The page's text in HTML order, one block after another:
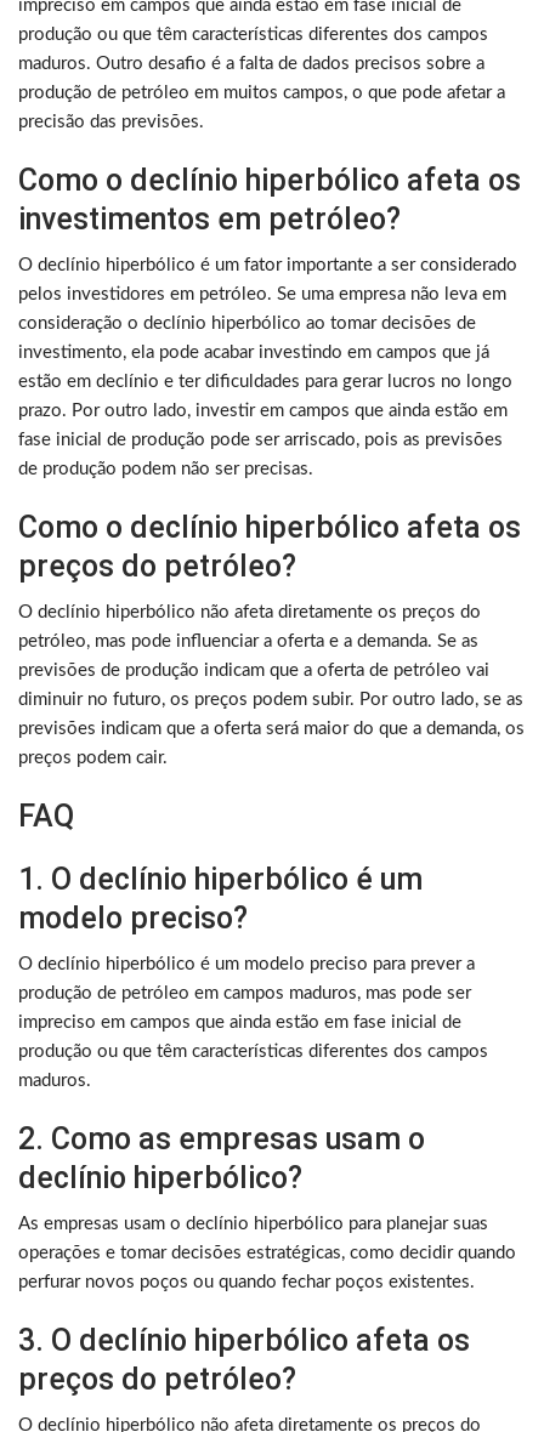
impreciso em campos que ainda estão em fase inicial de
produção ou que têm características diferentes dos campos
maduros. Outro desafio é a falta de dados precisos sobre a
produção de petróleo em muitos campos, o que pode afetar a
precisão das previsões.
Como o declínio hiperbólico afeta os
investimentos em petróleo?
O declínio hiperbólico é um fator importante a ser considerado
pelos investidores em petróleo. Se uma empresa não leva em
consideração o declínio hiperbólico ao tomar decisões de
investimento, ela pode acabar investindo em campos que já
estão em declínio e ter dificuldades para gerar lucros no longo
prazo. Por outro lado, investir em campos que ainda estão em
fase inicial de produção pode ser arriscado, pois as previsões
de produção podem não ser precisas.
Como o declínio hiperbólico afeta os
preços do petróleo?
O declínio hiperbólico não afeta diretamente os preços do
petróleo, mas pode influenciar a oferta e a demanda. Se as
previsões de produção indicam que a oferta de petróleo vai
diminuir no futuro, os preços podem subir. Por outro lado, se as
previsões indicam que a oferta será maior do que a demanda, os
preços podem cair.
FAQ
1. O declínio hiperbólico é um
modelo preciso?
O declínio hiperbólico é um modelo preciso para prever a
produção de petróleo em campos maduros, mas pode ser
impreciso em campos que ainda estão em fase inicial de
produção ou que têm características diferentes dos campos
maduros.
2. Como as empresas usam o
declínio hiperbólico?
As empresas usam o declínio hiperbólico para planejar suas
operações e tomar decisões estratégicas, como decidir quando
perfurar novos poços ou quando fechar poços existentes.
3. O declínio hiperbólico afeta os
preços do petróleo?
O declínio hiperbólico não afeta diretamente os preços do